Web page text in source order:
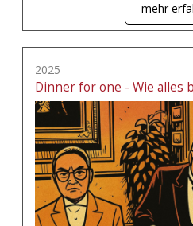
mehr
2025
Dinner for one - Wie alles